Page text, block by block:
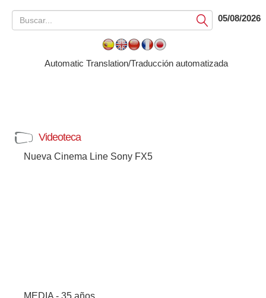
Submit05/08/2026
Automatic Translation/Traducción automatizada
Videoteca
Nueva Cinema Line Sony FX5
MEDIA - 35 años